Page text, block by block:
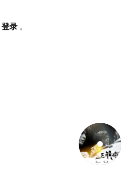
登录 。